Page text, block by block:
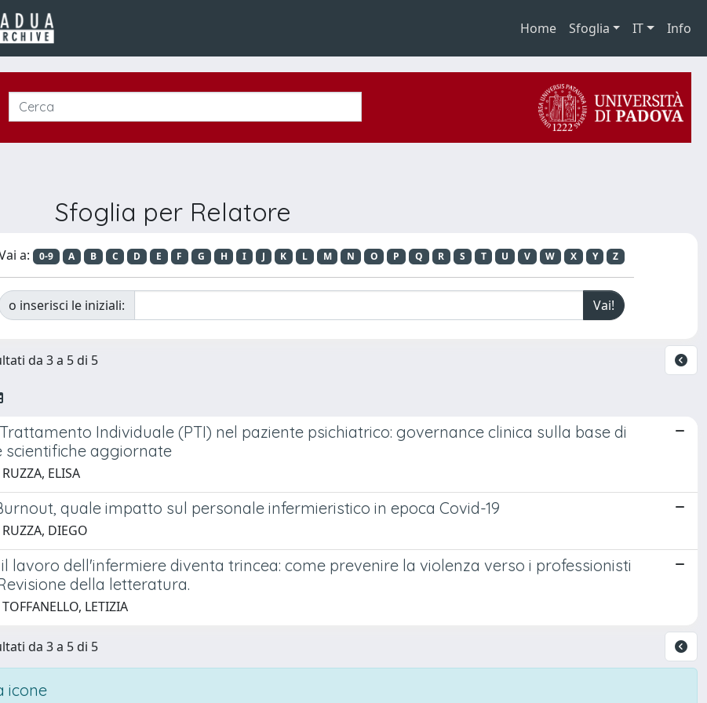
Home Sfoglia IT Info
Sfoglia per Relatore
a: 0-9 A B C D E F G H I J K L M N O P Q R S T U V W X Y Z
o inserisci le iniziali:
da 3 a 5 di 5
Individuale (PTI) nel paziente psichiatrico: governance clinica sulla base di
scientifiche aggiornate
ELISA
quale impatto sul personale infermieristico in epoca Covid-19
DIEGO
lavoro dell'infermiere diventa trincea: come prevenire la violenza verso i professionisti
della letteratura.
LETIZIA
da 3 a 5 di 5
icone